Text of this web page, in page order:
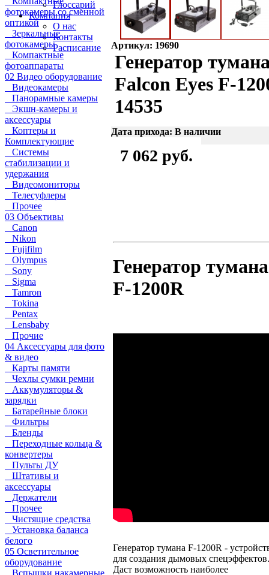
Глоссарий
Компания
О нас
Контакты
Расписание
фотокамеры со сменной
оптикой
Зеркальные
фотокамеры
Компактные
фотоаппараты
02 Видео оборудование
Видеокамеры
Панорамные камеры
Экшн-камеры и
аксессуары
Коптеры и
Комплектующие
Системы
стабилизации и
удержания
Видеомониторы
Телесуфлеры
Прочее
03 Объективы
Canon
Nikon
Fujifilm
Olympus
Sony
Sigma
Tamron
Tokina
Pentax
Lensbaby
Прочие
04 Аксессуары для фото
& видео
Карты памяти
Чехлы сумки ремни
Аккумуляторы &
зарядки
Батарейные блоки
Фильтры
Бленды
Переходные кольца &
конвертеры
Пульты ДУ
Штативы и
аксессуары
Держатели
Прочее
Чистящие средства
Установка баланса
белого
05 Осветительное
оборудование
Вспышки накамерные
Артикул: 19690
Генератор
Falcon Eyes F-
14535
Дата прихода: В наличии
7 062 руб.
Генератор тумана
F-1200R
Генератор тумана F-1200R -
для создания дымовых спецэффектов.
Даст возможность наиболее